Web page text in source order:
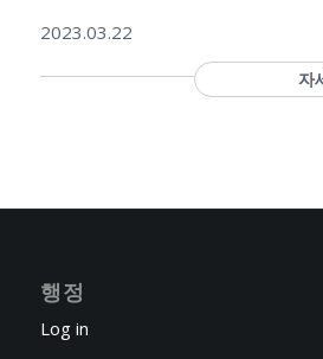
2023.03.22
자
행정
Log in